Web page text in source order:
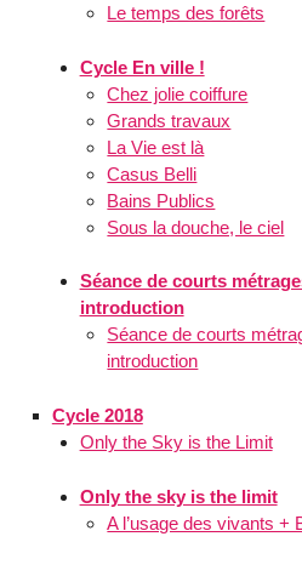
Le temps des forêts
Cycle En ville !
Chez jolie coiffure
Grands travaux
La Vie est là
Casus Belli
Bains Publics
Sous la douche, le ciel
Séance de courts
introduction
Séance de courts
introduction
Cycle 2018
Only the Sky is the Limit
Only the sky is the limit
A l’usage des vivants +